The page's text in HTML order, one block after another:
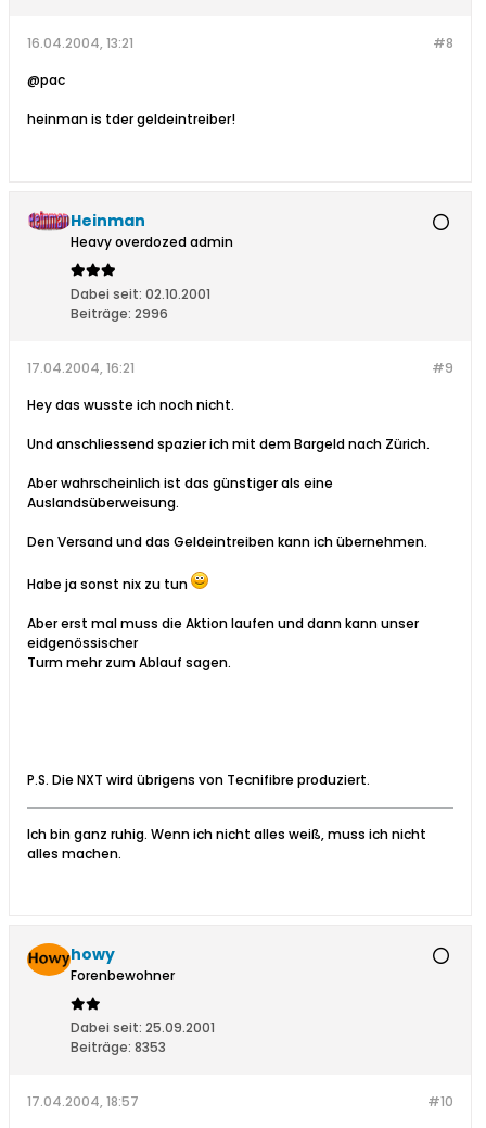
#8
16.04.2004, 13:21
@pac
heinman is tder geldeintreiber!
Heinman
Heavy overdozed admin
Dabei seit: 02.10.2001
Beiträge: 2996
#9
17.04.2004, 16:21
Hey das wusste ich noch nicht.
Und anschliessend spazier ich mit dem Bargeld nach Zürich.
Aber wahrscheinlich ist das günstiger als eine
Auslandsüberweisung.
Den Versand und das Geldeintreiben kann ich übernehmen.
Habe ja sonst nix zu tun
Aber erst mal muss die Aktion laufen und dann kann unser
eidgenössischer
Turm mehr zum Ablauf sagen.
P.S. Die NXT wird übrigens von Tecnifibre produziert.
Ich bin ganz ruhig. Wenn ich nicht alles weiß, muss ich nicht
alles machen.
howy
Forenbewohner
Dabei seit: 25.09.2001
Beiträge: 8353
#10
17.04.2004, 18:57